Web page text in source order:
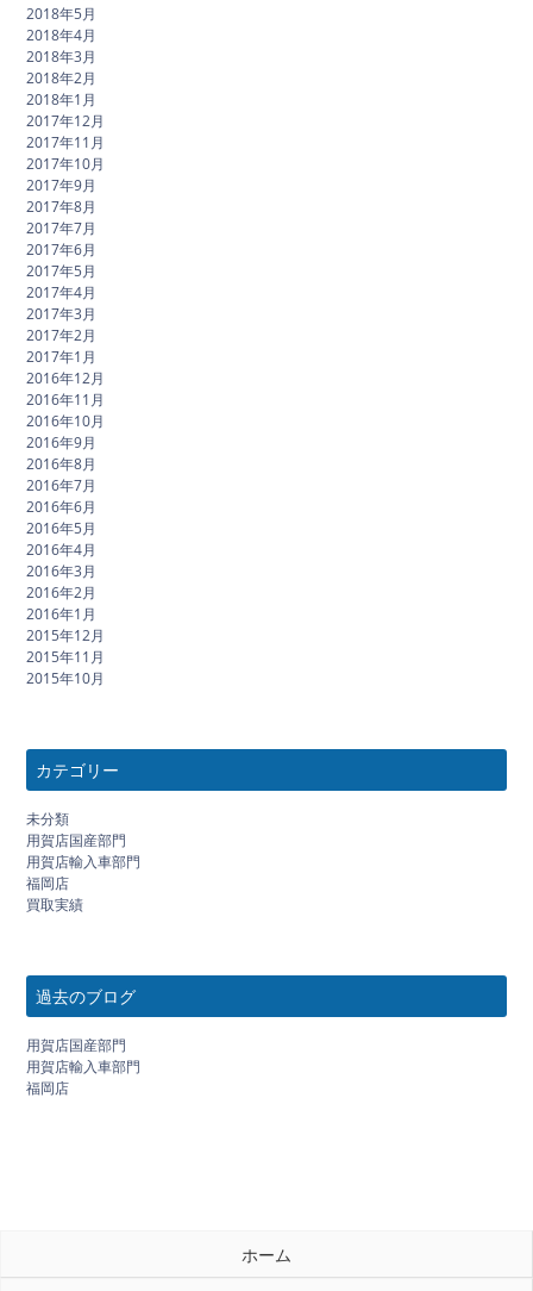
2018年5月
2018年4月
2018年3月
2018年2月
2018年1月
2017年12月
2017年11月
2017年10月
2017年9月
2017年8月
2017年7月
2017年6月
2017年5月
2017年4月
2017年3月
2017年2月
2017年1月
2016年12月
2016年11月
2016年10月
2016年9月
2016年8月
2016年7月
2016年6月
2016年5月
2016年4月
2016年3月
2016年2月
2016年1月
2015年12月
2015年11月
2015年10月
カテゴリー
未分類
用賀店国産部門
用賀店輸入車部門
福岡店
買取実績
過去のブログ
用賀店国産部門
用賀店輸入車部門
福岡店
ホーム